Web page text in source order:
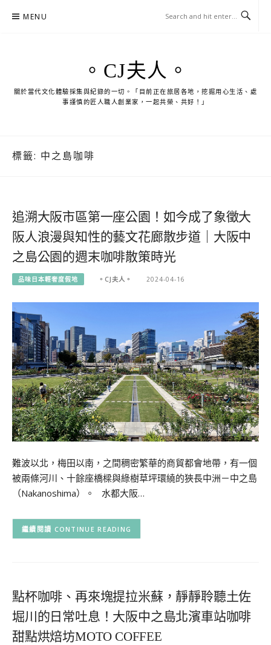
MENU
。CJ夫人。
關於當代文化體驗採集與紀錄的一切。「目前正在旅居各地，挖掘用心生活、處
事謹慎的匠人職人創業家，一起共榮、共好！」
標籤: 中之島咖啡
追溯大阪市區第一座公園！如今成了象徵大
阪人浪漫與知性的藝文花廊散步道｜大阪中
之島公園的週末咖啡散策時光
品味日本輕奢度假地 。CJ夫人。 2024-04-16
難波以北，梅田以南，之間稠密繁華的商貿都會地帶，有一個
被兩條河川、十餘座橋樑與綠樹草坪環繞的狹長中洲－中之島
（Nakanoshima）。 水都大阪…
CONTINUE READING
點杯咖啡、再來塊提拉米蘇，靜靜聆聽土佐
堀川的日常吐息！大阪中之島北濱車站咖啡
甜點烘焙坊MOTO COFFEE